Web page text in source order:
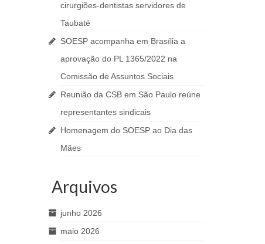
cirurgiões-dentistas servidores de
Taubaté
SOESP acompanha em Brasília a
aprovação do PL 1365/2022 na
Comissão de Assuntos Sociais
Reunião da CSB em São Paulo reúne
representantes sindicais
Homenagem do SOESP ao Dia das
Mães
Arquivos
junho 2026
maio 2026